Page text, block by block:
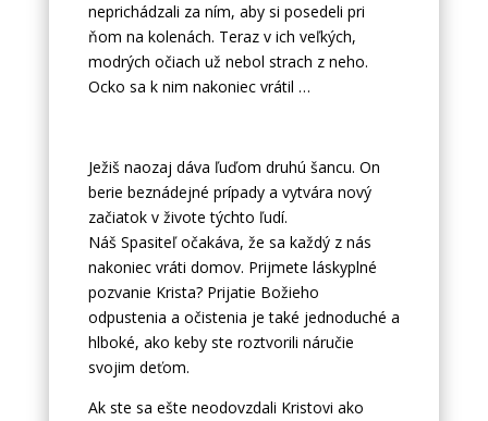
neprichádzali za ním, aby si posedeli pri
ňom na kolenách. Teraz v ich veľkých,
modrých očiach už nebol strach z neho.
Ocko sa k nim nakoniec vrátil …
Ježiš naozaj dáva ľuďom druhú šancu. On
berie beznádejné prípady a vytvára nový
začiatok v živote týchto ľudí.
Náš Spasiteľ očakáva, že sa každý z nás
nakoniec vráti domov. Prijmete láskyplné
pozvanie Krista? Prijatie Božieho
odpustenia a očistenia je také jednoduché a
hlboké, ako keby ste roztvorili náručie
svojim deťom.
Ak ste sa ešte neodovzdali Kristovi ako